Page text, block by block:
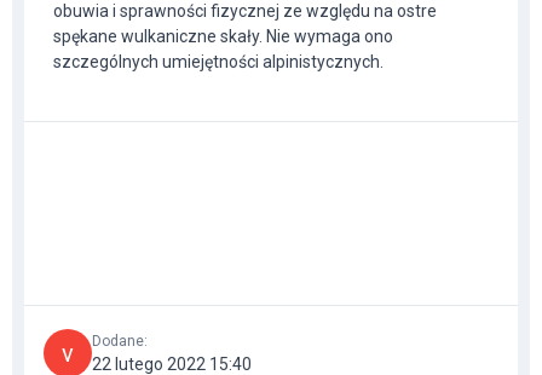
obuwia i sprawności fizycznej ze względu na ostre
spękane wulkaniczne skały. Nie wymaga ono
szczególnych umiejętności alpinistycznych.
v Dodane:
22 lutego 2022 15:40